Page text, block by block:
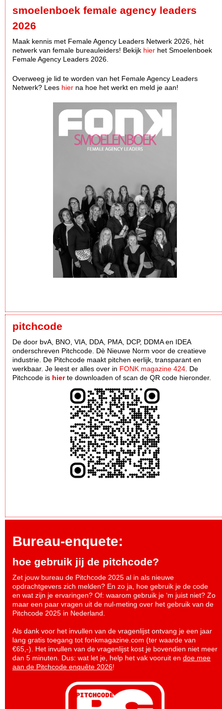
smoelenboek female agency leaders
2026
Maak kennis met Female Agency Leaders Netwerk 2026, hèt
netwerk van female bureauleiders! Bekijk hier het Smoelenboek
Female Agency Leaders 2026.
Overweeg je lid te worden van het Female Agency Leaders
Netwerk? Lees hier na hoe het werkt en meld je aan!
pitchcode
De door bvA, BNO, VIA, DDA, PMA, DCP, DDMA en IDEA
onderschreven Pitchcode. Dè Nieuwe Norm voor de creatieve
industrie. De Pitchcode maakt pitchen eerlijk, transparant en
werkbaar. Je leest er alles over in FONK magazine 424 . De
Pitchcode is hierte downloaden of scan de QR code hieronder.
Bureau-enquete:
hoe gebruik jij de pitchcode?
Zet jouw bureau de Pitchcode 2025 al in als nieuwe
opdrachtgevers zich melden? En zo ja, hoe gebruik je de code
en wat zijn je ervaringen? Of: waarom gebruik je ‘m juist niet? Zo
maar een paar vragen uit de nul-meting over het gebruik van de
Pitchcode 2025 in Nederland.
Als dank voor het invullen van de vragenlijst ontvang je een jaar
lang gratis toegang tot fonkmagazine.com (ter waarde van
€65,-). Het invullen van de vragenlijst kost je bovendien niet meer
dan 5 minuten. Dus: wat let je, help het vak vooruit en doe mee
aan de Pitchcode enquête 2026!